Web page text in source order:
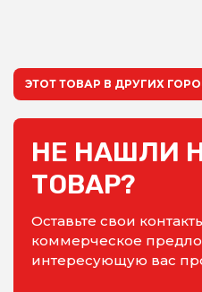
ЭТОТ ТОВАР В ДРУГИХ
НЕ НАШЛИ
ТОВАР?
Оставьте свои
коммерческое
интересующую вас